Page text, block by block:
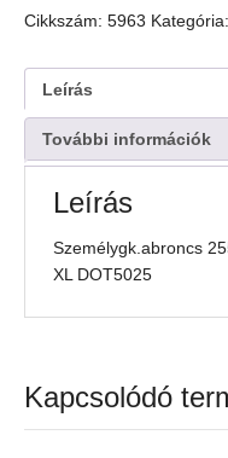
20
937
109W
DOT5025
Cikkszám: 5963 Kategória:
Leírás
További információk
Leírás
Személygk.abroncs
XL DOT5025
Kapcsolódó